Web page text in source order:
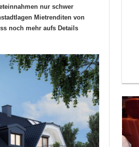
nur schwer
Mietrenditen von
noch mehr aufs Details